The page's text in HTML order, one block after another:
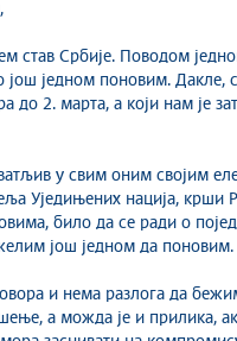
став Србије. Поводом
још једном поновим. Дакле,
до 2. марта, а који нам је
у свим оним својим
Уједињених нација, крши
било да се ради о
још једном да поновим.
и нема разлога да
а можда је и прилика,